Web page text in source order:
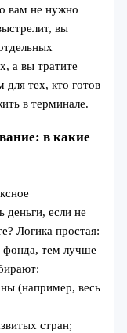
вам не нужно
вы
а вы тратите
тех, кто готов
в терминале.
в какие
деньги, если не
Логика простая:
фонда, тем лучше
(например, весь
стран;